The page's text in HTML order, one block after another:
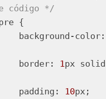
código */
            border:
1
            padding:
10px;